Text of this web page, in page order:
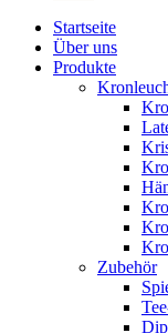
Startseite
Über uns
Produkte
Zubehör